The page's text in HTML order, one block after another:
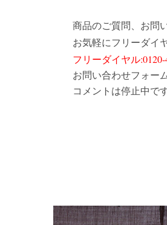
商品のご質問、お問
お気軽にフリーダイ
フリーダイヤル:0120-
お問い合わせフォー
コメントは停止中です